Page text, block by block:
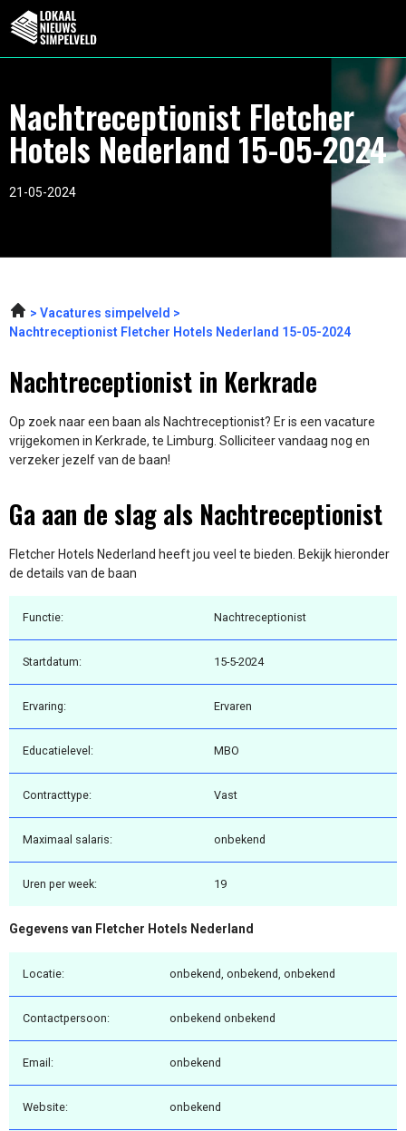
Nachtreceptionist Fletcher
Hotels Nederland 15-05-2024
21-05-2024
Vacatures simpelveld
Nachtreceptionist Fletcher Hotels Nederland 15-05-2024
Nachtreceptionist in Kerkrade
Op zoek naar een baan als Nachtreceptionist? Er is een vacature
vrijgekomen in Kerkrade, te Limburg. Solliciteer vandaag nog en
verzeker jezelf van de baan!
Ga aan de slag als Nachtreceptionist
Fletcher Hotels Nederland heeft jou veel te bieden. Bekijk hieronder
de details van de baan
Functie: Nachtreceptionist
Startdatum: 15-5-2024
Ervaring: Ervaren
Educatielevel: MBO
Contracttype: Vast
Maximaal salaris: onbekend
Uren per week: 19
Gegevens van Fletcher Hotels Nederland
Locatie: onbekend, onbekend, onbekend
Contactpersoon: onbekend onbekend
Email: onbekend
Website: onbekend